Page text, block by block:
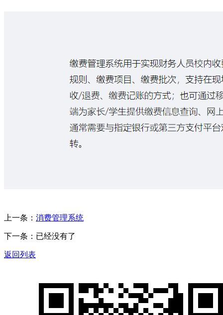
上一条： 消费管理系统
下一条：已经没有了
返回列表